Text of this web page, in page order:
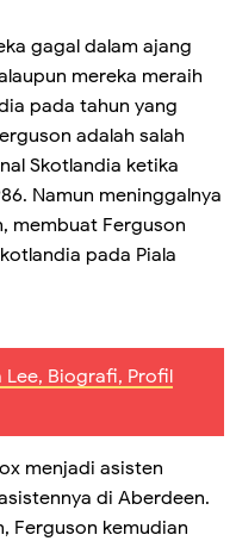
gagal dalam ajang
mereka meraih
pada tahun yang
adalah salah
Skotlandia ketika
Namun meninggalnya
membuat Ferguson
pada Piala
Biografi, Profil
menjadi asisten
di Aberdeen.
Ferguson kemudian